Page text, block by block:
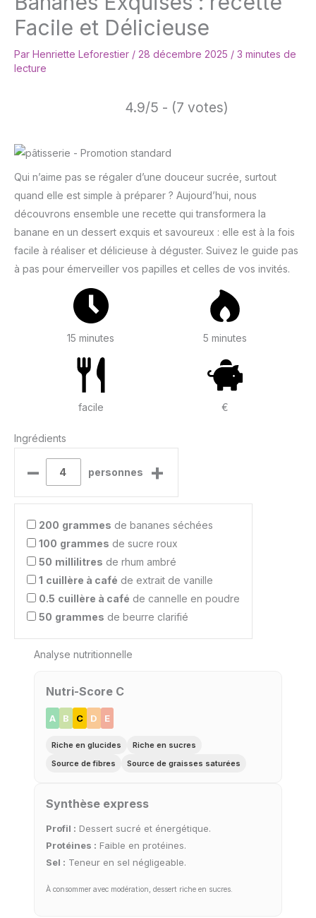
Facile et Délicieuse
Par Henriette Leforestier / 28 décembre 2025 / 3 minutes de
lecture
4.9/5 - (7 votes)
Qui n’aime pas se régaler d’une douceur sucrée, surtout
quand elle est simple à préparer ? Aujourd’hui, nous
découvrons ensemble une recette qui transformera la
banane en un dessert exquis et savoureux : elle est à la fois
facile à réaliser et délicieuse à déguster. Suivez le guide pas
à pas pour émerveiller vos papilles et celles de vos invités.
15 minutes 5 minutes
facile €
Ingrédients
– personnes +
200 grammes de bananes séchées
100 grammes de sucre roux
50 millilitres de rhum ambré
1 cuillère à café de extrait de vanille
0.5 cuillère à café de cannelle en poudre
50 grammes de beurre clarifié
Analyse nutritionnelle
Nutri-Score C
A B C D E
Riche en glucides
Riche en sucres
Source de fibres
Source de graisses saturées
Synthèse express
Profil : Dessert sucré et énergétique.
Protéines : Faible en protéines.
Sel : Teneur en sel négligeable.
À consommer avec modération, dessert riche en sucres.